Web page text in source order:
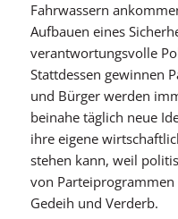
Fahrwassern
Aufbauen eines
verantwortungsvolle
Stattdessen gewinnen
und Bürger werden
beinahe täglich neue
ihre eigene
stehen kann, weil
von
Gedeih und Verderb.